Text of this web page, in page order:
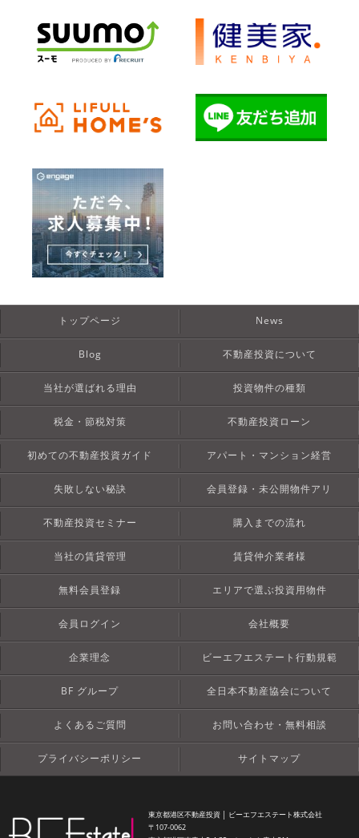
トップページ News
Blog 不動産投資について
当社が選ばれる理由 投資物件の種類
税金・節税対策 不動産投資ローン
初めての不動産投資ガイド アパート・マンション経営
失敗しない秘訣 会員登録・未公開物件アリ
不動産投資セミナー 購入までの流れ
当社の賃貸管理 賃貸仲介業者様
無料会員登録 エリアで選ぶ投資用物件
会員ログイン 会社概要
企業理念 ビーエフエステート行動規範
BF グループ 全日本不動産協会について
よくあるご質問 お問い合わせ・無料相談
プライバシーポリシー サイトマップ
東京都港区不動産投資 │ ビーエフエステート株式会社
〒107-0062